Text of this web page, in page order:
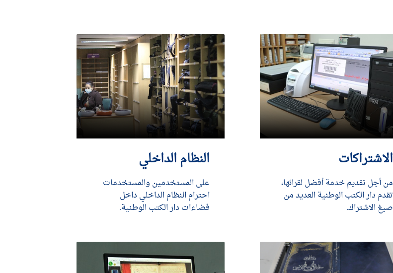
الاشتراكات
من أجل تقديم خدمة أفضل لقرائها،
تقدم دار الكتب الوطنية العديد من
صيغ الاشتراك.
النظام الداخلي
على المستخدمين والمستخدمات
احترام النظام الداخلي داخل
فضاءات دار الكتب الوطنية.